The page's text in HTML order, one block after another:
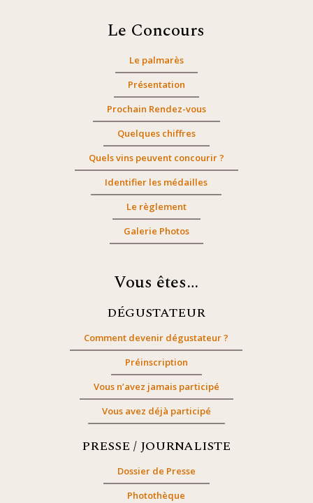
Le Concours
Le palmarès
Présentation
Prochain Rendez-vous
Quelques chiffres
Quels vins peuvent concourir ?
Identifier les médailles
Le règlement
Galerie Photos
Vous êtes…
DÉGUSTATEUR
Comment devenir dégustateur ?
Préinscription
Vous n’avez jamais participé
Vous avez déjà participé
PRESSE / JOURNALISTE
Dossier de Presse
Photothèque